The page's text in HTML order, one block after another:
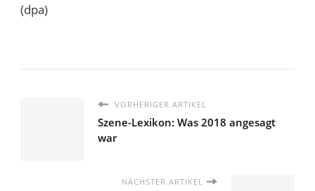
(dpa)
VORHERIGER ARTIKEL
Szene-Lexikon: Was 2018 angesagt
war
NÄCHSTER ARTIKEL